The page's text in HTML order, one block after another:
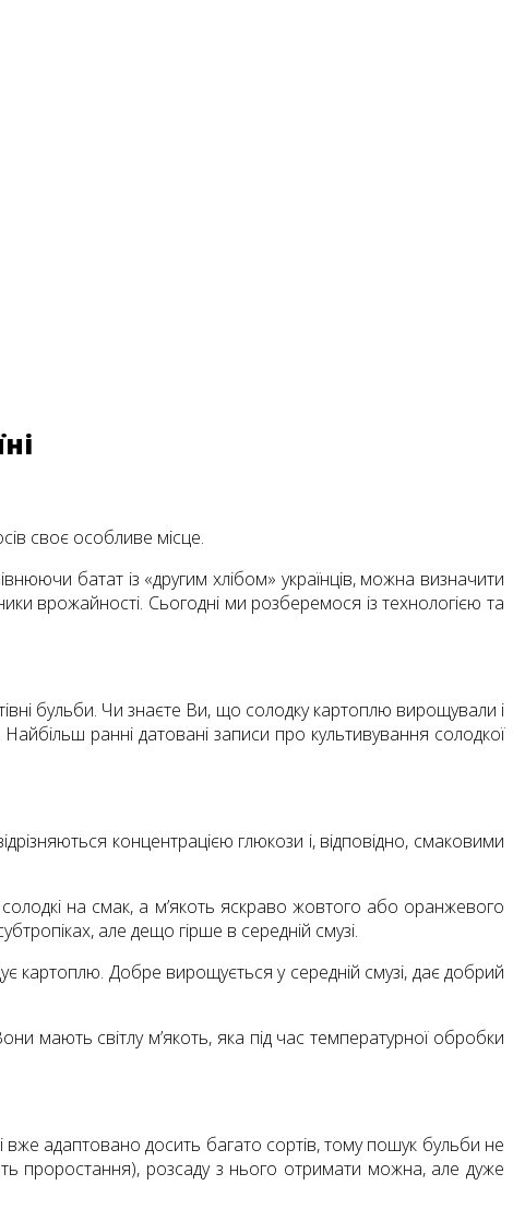
своє особливе місце.
батат із «другим хлібом» українців, можна визначити
врожайності. Сьогодні ми розберемося із технологією та
бульби. Чи знаєте Ви, що солодку картоплю вирощували і
ранні датовані записи про культивування солодкої
концентрацією глюкози і, відповідно, смаковими
на смак, а м’якоть яскраво жовтого або оранжевого
але дещо гірше в середній смузі.
картоплю. Добре вирощується у середній смузі, дає добрий
мають світлу м’якоть, яка під час температурної обробки
вже адаптовано досить багато сортів, тому пошук бульби не
проростання), розсаду з нього отримати можна, але дуже